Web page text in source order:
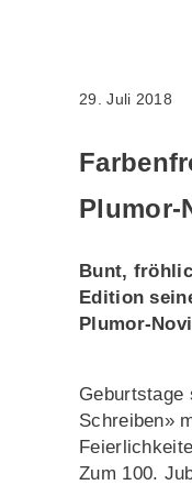
29. Juli 2018
Plumor-
Bunt,
Edition
Plumor-
Geburtstage
Schreiben»
Zum 100.